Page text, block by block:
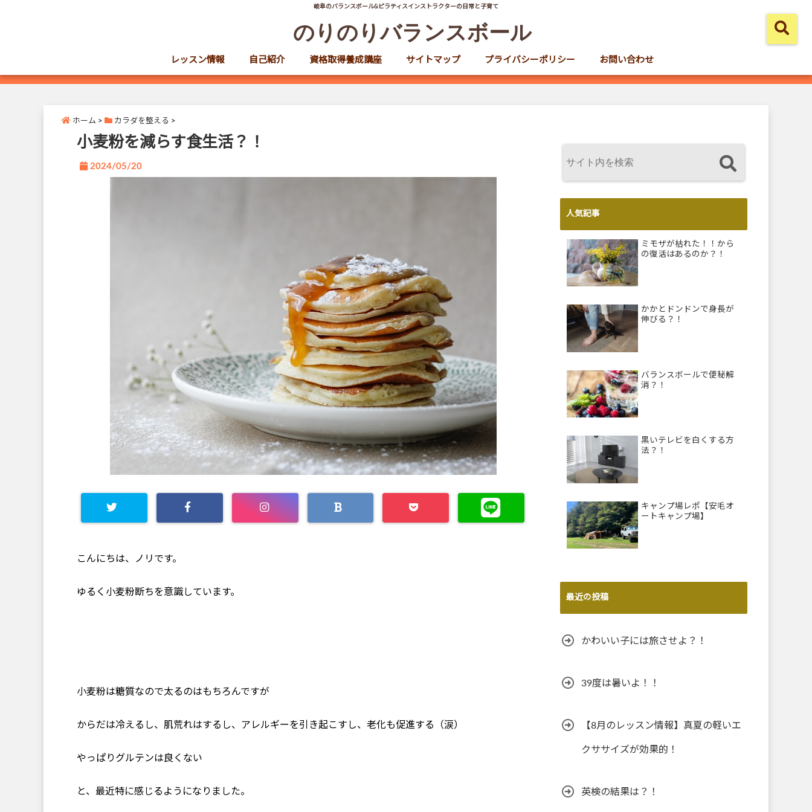
岐阜のバランスボール&ピラティスインストラクターの日常と子育て
のりのりバランスボール
レッスン情報 自己紹介 資格取得養成講座 サイトマップ プライバシーポリシー お問い合わせ
ホーム > カラダを整える >
小麦粉を減らす食生活？！
2024/05/20
こんにちは、ノリです。
ゆるく小麦粉断ちを意識しています。
小麦粉は糖質なので太るのはもちろんですが
からだは冷えるし、肌荒れはするし、アレルギーを引き起こすし、老化も促進する（涙）
やっぱりグルテンは良くない
と、最近特に感じるようになりました。
人気記事
ミモザが枯れた！！から
の復活はあるのか？！
かかとドンドンで身長が
伸びる？！
バランスボールで便秘解
消？！
黒いテレビを白くする方
法？！
キャンプ場レポ【安毛オ
ートキャンプ場】
最近の投稿
かわいい子には旅させよ？！
39度は暑いよ！！
【8月のレッスン情報】真夏の軽いエ
クササイズが効果的！
英検の結果は？！